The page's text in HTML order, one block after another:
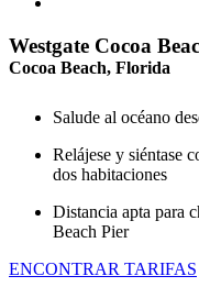
Westgate Cocoa
Cocoa Beach, Florida
Salude al océano
Relájese y siéntase
dos habitaciones
Distancia apta para
Beach Pier
ENCONTRAR TARIFAS